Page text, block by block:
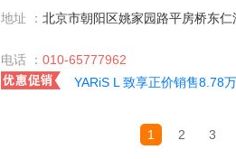
地址 ： 北京市朝阳区姚家园路平房桥东仁
电话 ： 010-65777962
YARiS L 致享正价销售8.78
1 2 3